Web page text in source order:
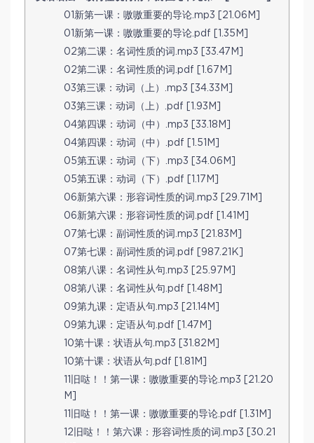
01新第一课：嗷嗷重要的导论.mp3 [21.06M]
01新第一课：嗷嗷重要的导论.pdf [1.35M]
02第二课：名词性质的词.mp3 [33.47M]
02第二课：名词性质的词.pdf [1.67M]
03第三课：动词（上）.mp3 [34.33M]
03第三课：动词（上）.pdf [1.93M]
04第四课：动词（中）.mp3 [33.18M]
04第四课：动词（中）.pdf [1.51M]
05第五课：动词（下）.mp3 [34.06M]
05第五课：动词（下）.pdf [1.17M]
06新第六课：形容词性质的词.mp3 [29.71M]
06新第六课：形容词性质的词.pdf [1.41M]
07第七课：副词性质的词.mp3 [21.83M]
07第七课：副词性质的词.pdf [987.21K]
08第八课：名词性从句.mp3 [25.97M]
08第八课：名词性从句.pdf [1.48M]
09第九课：定语从句.mp3 [21.14M]
09第九课：定语从句.pdf [1.47M]
10第十课：状语从句.mp3 [31.82M]
10第十课：状语从句.pdf [1.81M]
11旧哒！！第一课：嗷嗷重要的导论.mp3 [21.20
M]
11旧哒！！第一课：嗷嗷重要的导论.pdf [1.31M]
12旧哒！！第六课：形容词性质的词.mp3 [30.21